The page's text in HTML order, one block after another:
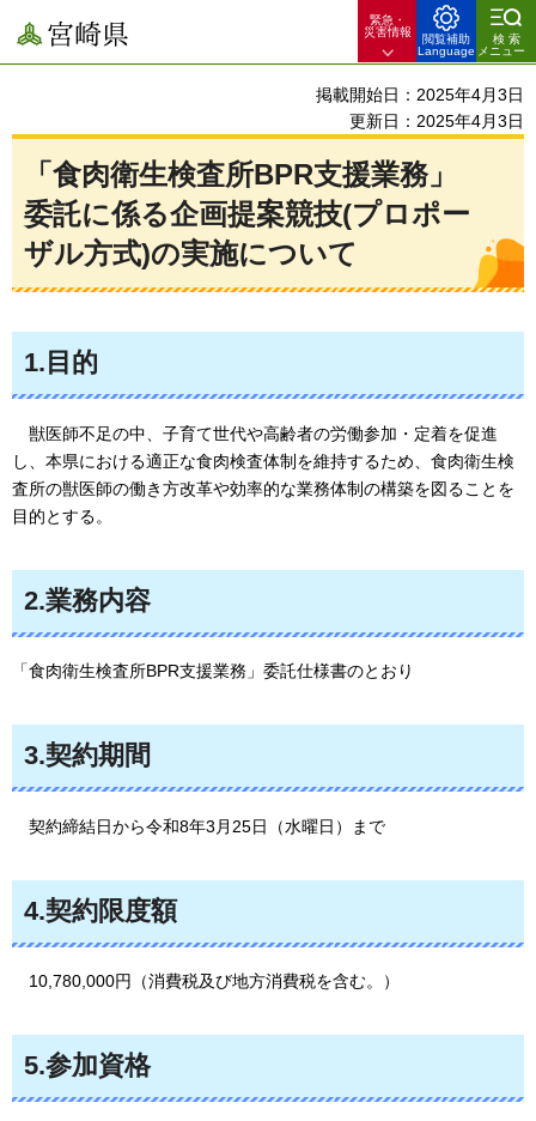
宮崎県
緊急・
災害情報
閲覧補助
Language
検索
メニュー
掲載開始日：2025年4月3日
更新日：2025年4月3日
「食肉衛生検査所BPR支援業務」
委託に係る企画提案競技(プロポー
ザル方式)の実施について
1.目的
獣医師不足の中、子育て世代や高齢者の労働参加・定着を促進
し、本県における適正な食肉検査体制を維持するため、食肉衛生検
査所の獣医師の働き方改革や効率的な業務体制の構築を図ることを
目的とする。
2.業務内容
「食肉衛生検査所BPR支援業務」委託仕様書のとおり
3.契約期間
契約締結日から令和8年3月25日（水曜日）まで
4.契約限度額
10,780,000円 （消費税及び地方消費税を含む。）
5.参加資格